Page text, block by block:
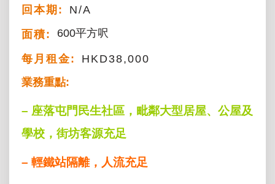
回本期:
N/A
面積:
600平方呎
每月租金:
HKD38,000
業務重點:
– 座落屯門民生社區，毗鄰大型居屋、公屋及
學校，街坊客源充足
– 輕鐵站隔離，人流充足